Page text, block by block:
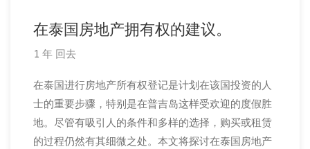
在泰国房地产拥有权的建议。
1 年 回去
在泰国进行房地产所有权登记是计划在该国投资的人
士的重要步骤，特别是在普吉岛这样受欢迎的度假胜
地。尽管有吸引人的条件和多样的选择，购买或租赁
的过程仍然有其细微之处。本文将探讨在泰国房地产